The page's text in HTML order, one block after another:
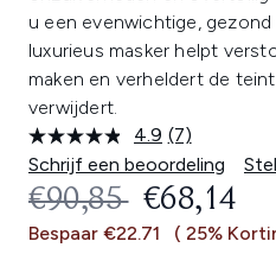
u een evenwichtige,
luxurieus masker helpt
maken en verheldert de
verwijdert.
4.9 Lees
7
Dezelfde
paginalink.
(7)
Schrijf een beoordeling
RECOMMENDED
€90,85 HUIDIGE
€68,14
Bespaar €22.71 ( 25%